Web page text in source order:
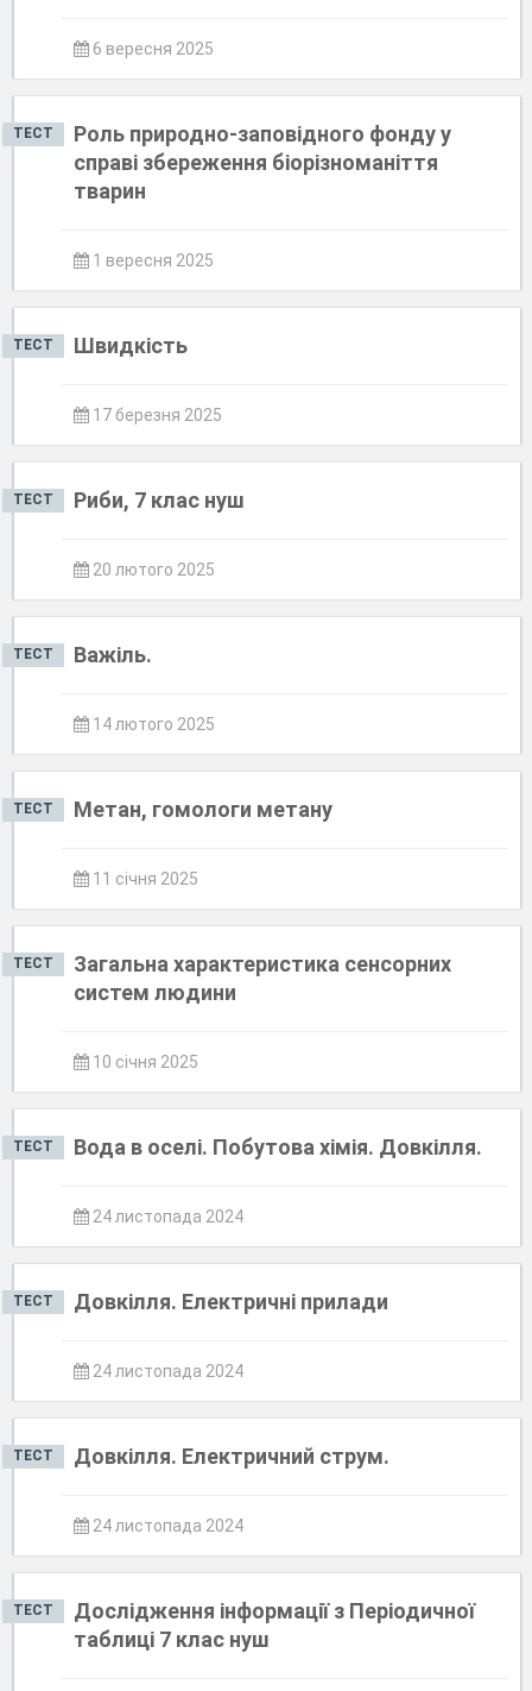
6 вересня 2025
ТЕСТ
Роль природно-заповідного фонду у
справі збереження біорізноманіття
тварин
1 вересня 2025
ТЕСТ Швидкість
17 березня 2025
ТЕСТ Риби, 7 клас нуш
20 лютого 2025
ТЕСТ Важіль.
14 лютого 2025
ТЕСТ Метан, гомологи метану
11 січня 2025
ТЕСТ
Загальна характеристика сенсорних
систем людини
10 січня 2025
ТЕСТ Вода в оселі. Побутова хімія. Довкілля.
24 листопада 2024
ТЕСТ Довкілля. Електричні прилади
24 листопада 2024
ТЕСТ Довкілля. Електричний струм.
24 листопада 2024
ТЕСТ
Дослідження інформації з Періодичної
таблиці 7 клас нуш